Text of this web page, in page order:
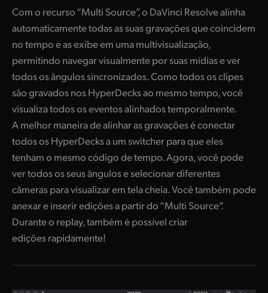
Com o recurso “Multi Source”, o DaVinci Resolve alinha
automaticamente todas as suas gravações que coincidem
no tempo e as exibe em uma multivisualização,
permitindo navegar visualmente por suas mídias e ver
todos os ângulos sincronizados. Como todos os clipes
são gravados nos HyperDecks ao mesmo tempo, você
visualiza todos os eventos alinhados temporalmente.
A melhor maneira de alinhar as gravações é conectar
todos os HyperDecks a um switcher para que eles
tenham o mesmo código de tempo. Agora, você pode
ver todos os seus ângulos e selecionar diferentes
câmeras para visualizar em tela cheia. Você também pode
anexar e inserir edições a partir do “Multi Source”.
Durante o replay, também é possível criar
edições rapidamente!